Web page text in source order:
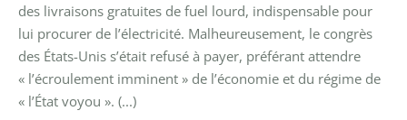
des livraisons gratuites de fuel lourd, indispensable pour
lui procurer de l’électricité. Malheureusement, le congrès
des États-Unis s’était refusé à payer, préférant attendre
« l’écroulement imminent » de l’économie et du régime de
« l’État voyou ». (...)